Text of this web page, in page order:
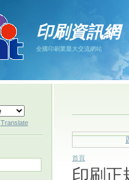
印刷資訊網
全國印刷業最大交流網站
Translate
首頁
印刷正